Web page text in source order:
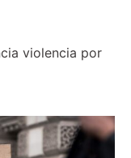
violencia por